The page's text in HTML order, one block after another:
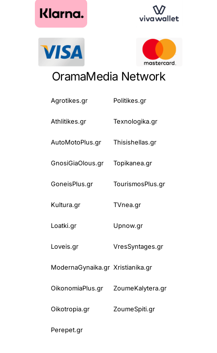
OramaMedia Network
Agrotikes.gr Politikes.gr
Athlitikes.gr Texnologika.gr
AutoMotoPlus.gr Thisishellas.gr
GnosiGiaOlous.gr Topikanea.gr
GoneisPlus.gr TourismosPlus.gr
Kultura.gr TVnea.gr
Loatki.gr Upnow.gr
Loveis.gr VresSyntages.gr
ModernaGynaika.gr Xristianika.gr
OikonomiaPlus.gr ZoumeKalytera.gr
Oikotropia.gr ZoumeSpiti.gr
Perepet.gr